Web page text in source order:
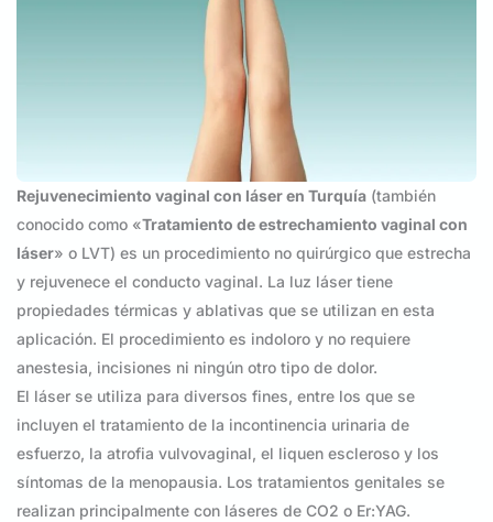
Rejuvenecimiento vaginal con láser en Turquía (también
conocido como «Tratamiento de estrechamiento vaginal con
láser» o LVT) es un procedimiento no quirúrgico que estrecha
y rejuvenece el conducto vaginal. La luz láser tiene
propiedades térmicas y ablativas que se utilizan en esta
aplicación. El procedimiento es indoloro y no requiere
anestesia, incisiones ni ningún otro tipo de dolor.
El láser se utiliza para diversos fines, entre los que se
incluyen el tratamiento de la incontinencia urinaria de
esfuerzo, la atrofia vulvovaginal, el liquen escleroso y los
síntomas de la menopausia. Los tratamientos genitales se
realizan principalmente con láseres de CO2 o Er:YAG.